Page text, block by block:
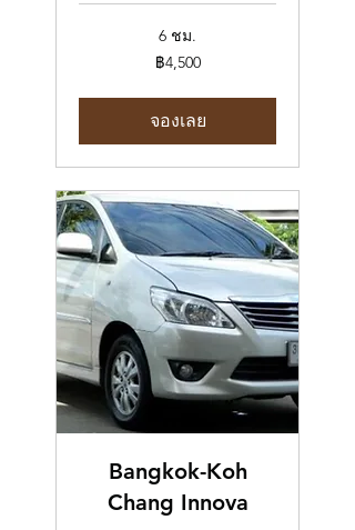
6 ชม.
฿4,500
จองเลย
Bangkok-Koh
Chang Innova